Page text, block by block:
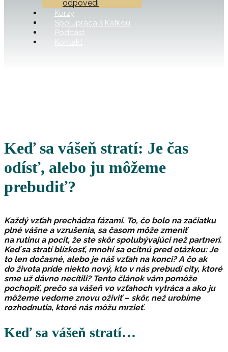
odpovedí
Kurzy
Spolupráca s Katkou
Podcast
Kontakt
Keď sa vášeň stratí: Je čas
odísť, alebo ju môžeme
prebudiť?
Každý vzťah prechádza fázami. To, čo bolo na začiatku
plné vášne a vzrušenia, sa časom môže zmeniť
na rutinu a pocit, že ste skôr spolubývajúci než partneri.
Keď sa stratí blízkosť, mnohí sa ocitnú pred otázkou: Je
to len dočasné, alebo je náš vzťah na konci? A čo ak
do života príde niekto nový, kto v nás prebudí city, ktoré
sme už dávno necítili? Tento článok vám pomôže
pochopiť, prečo sa vášeň vo vzťahoch vytráca a ako ju
môžeme vedome znovu oživiť – skôr, než urobíme
rozhodnutia, ktoré nás môžu mrzieť.
Keď sa vášeň stratí…